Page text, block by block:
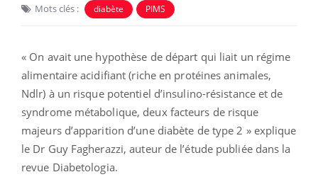
Mots clés : diabète PIMS
« On avait une hypothèse de départ qui liait un régime
alimentaire acidifiant (riche en protéines animales,
Ndlr) à un risque potentiel d’insulino-résistance et de
syndrome métabolique, deux facteurs de risque
majeurs d’apparition d’une diabète de type 2 » explique
le Dr Guy Fagherazzi, auteur de l’étude publiée dans la
revue Diabetologia.